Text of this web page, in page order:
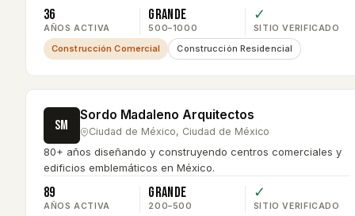
36
AÑOS ACTIVA
Grande
500–1000
✓
SITIO VERIFICADO
Construcción Comercial Construcción Residencial
SM
Sordo Madaleno Arquitectos
Ciudad de México, Ciudad de México
80+ años diseñando y construyendo centros comerciales y
edificios emblemáticos en México.
89
AÑOS ACTIVA
Grande
200–500
✓
SITIO VERIFICADO